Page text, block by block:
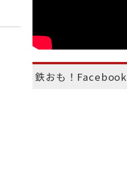
鉄おも！Facebook